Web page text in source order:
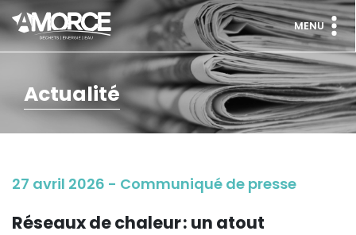
MENU
Actualité
27 avril 2026 - Communiqué de presse
Réseaux de chaleur : un atout